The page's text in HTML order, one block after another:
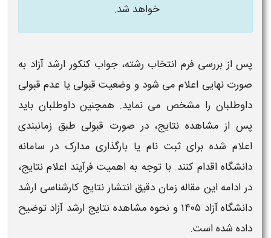
خواهد شد.
پس از بررسی فرم انتخاب رشته،جواب کنکور ارشد آزاد به
صورت نهایی اعلام می‌ شود و وضعیت قبولی یا عدم قبولی
داوطلبان را مشخص می‌ نماید. همچنین داوطلبان باید
پس از مشاهده نتایج، در صورت قبولی طبق زمانبندی
اعلام‌ شده برای ثبت‌ نام یا بارگذاری مدارک در سامانه
دانشگاه اقدام کنند. با توجه به اهمیت فرآیند اعلام نتایج،
در ادامه این مقاله زمان دقیق انتشار نتایج کارشناسی ارشد
دانشگاه آزاد ۱۴۰۵
و نحوه مشاهده نتایج ارشد آزاد توضیح
داده شده است.